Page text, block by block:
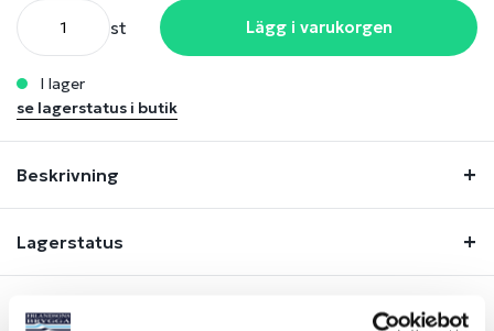
st Lägg i varukorgen
i lager
se lagerstatus i butik
Beskrivning
Lagerstatus
Fråga om produkt